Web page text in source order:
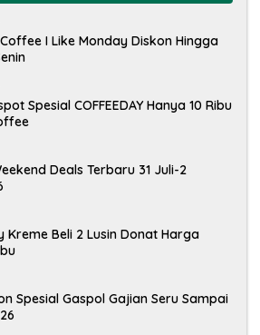
I Like Monday Diskon Hingga
Spesial COFFEEDAY Hanya 10 Ribu
Deals Terbaru 31 Juli-2
Kreme Beli 2 Lusin Donat Harga
Spesial Gaspol Gajian Seru Sampai